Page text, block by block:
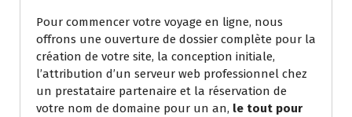
Pour commencer votre voyage en ligne, nous
offrons une ouverture de dossier complète pour la
création de votre site, la conception initiale,
l’attribution d’un serveur web professionnel chez
un prestataire partenaire et la réservation de
votre nom de domaine pour un an, le tout pour